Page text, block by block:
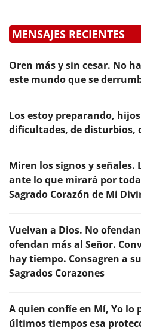
MENSAJES RECIENTES
Oren más y sin cesar. No
este mundo que se
Los estoy preparando,
dificultades, de disturbios,
Miren los signos y
ante lo que mirará por
Sagrado Corazón de Mi
Vuelvan a Dios. No
ofendan más al Señor.
hay tiempo. Consagren a
Sagrados Corazones
A quien confíe en Mí, Yo lo
últimos tiempos esa